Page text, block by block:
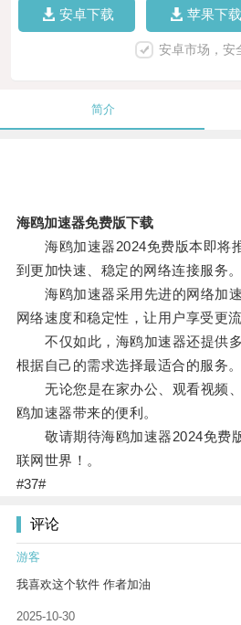
安卓下载 苹果下载
安卓市场，安
简介
海鸥加速器免费版下载
海鸥加速器2024免费版本即将
到更加快速、稳定的网络连接服务。
海鸥加速器采用先进的网络加速
网络速度和稳定性，让用户享受更
不仅如此，海鸥加速器还提供多
根据自己的需求选择最适合的服务。
无论您是在家办公、观看视频、
鸥加速器带来的便利。
敬请期待海鸥加速器2024免费
联网世界！。
#37#
评论
游客
我喜欢这个软件 作者加油
2025-10-30